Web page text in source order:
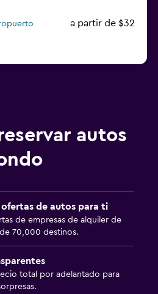
a partir de $32
autos
ofertas de autos para ti
de empresas de alquiler de
70,000 destinos.
total por adelantado para